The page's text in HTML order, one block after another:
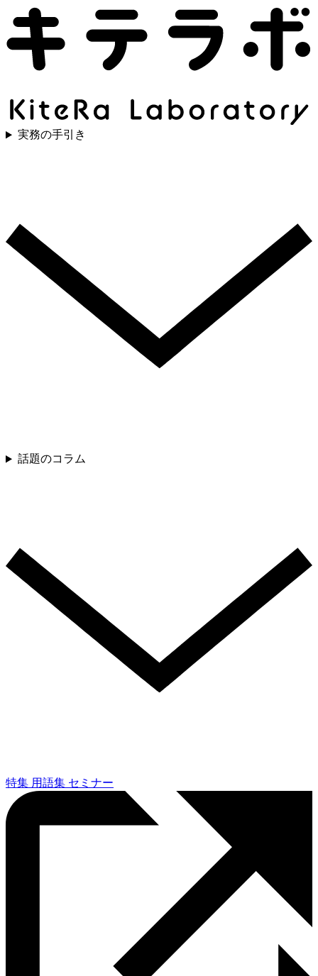
実務の手引き
話題のコラム
特集 用語集 セミナー